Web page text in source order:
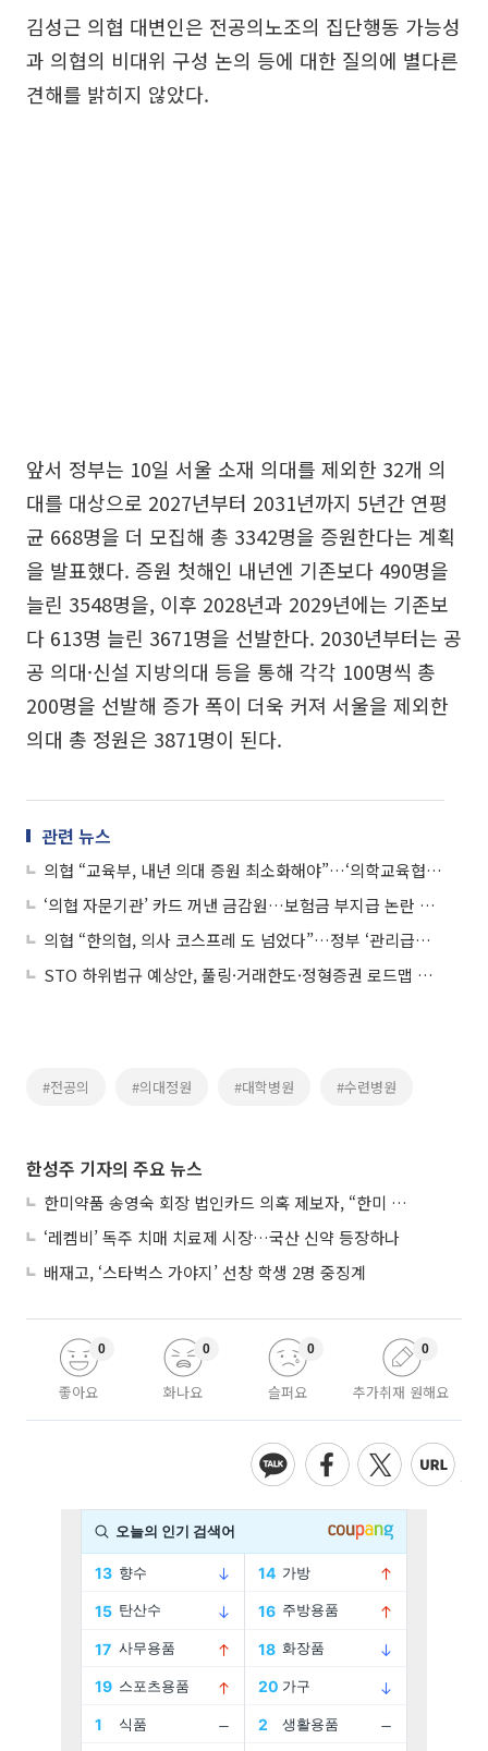
김성근 의협 대변인은 전공의노조의 집단행동 가능성
과 의협의 비대위 구성 논의 등에 대한 질의에 별다른
견해를 밝히지 않았다.
앞서 정부는 10일 서울 소재 의대를 제외한 32개 의
대를 대상으로 2027년부터 2031년까지 5년간 연평
균 668명을 더 모집해 총 3342명을 증원한다는 계획
을 발표했다. 증원 첫해인 내년엔 기존보다 490명을
늘린 3548명을, 이후 2028년과 2029년에는 기존보
다 613명 늘린 3671명을 선발한다. 2030년부터는 공
공 의대·신설 지방의대 등을 통해 각각 100명씩 총
200명을 선발해 증가 폭이 더욱 커져 서울을 제외한
의대 총 정원은 3871명이 된다.
관련 뉴스
의협 “교육부, 내년 의대 증원 최소화해야”…‘의학교육협의체’ 구성 촉구
‘의협 자문기관’ 카드 꺼낸 금감원…보험금 부지급 논란 해법 될까
의협 “한의협, 의사 코스프레 도 넘었다”…정부 ‘관리급여’에 강력 대응
STO 하위법규 예상안, 풀링·거래한도·정형증권 로드맵 제시
#전공의 #의대정원 #대학병원 #수련병원
한성주 기자의 주요 뉴스
한미약품 송영숙 회장 법인카드 의혹 제보자, “한미 잘 되기 바라는 마음”
‘레켐비’ 독주 치매 치료제 시장…국산 신약 등장하나
배재고, ‘스타벅스 가야지’ 선창 학생 2명 중징계
좋아요
0
화나요
0
슬퍼요
0
추가취재 원해요
0